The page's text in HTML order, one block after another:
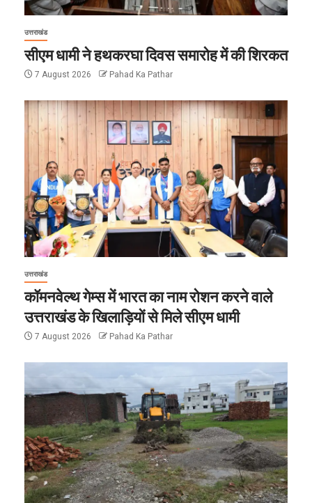
उत्तराखंड
सीएम धामी ने हथकरघा दिवस समारोह में की शिरकत
7 August 2026 Pahad Ka Pathar
उत्तराखंड
कॉमनवेल्थ गेम्स में भारत का नाम रोशन करने वाले
उत्तराखंड के खिलाड़ियों से मिले सीएम धामी
7 August 2026 Pahad Ka Pathar